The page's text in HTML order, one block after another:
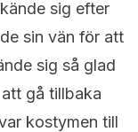
sig efter
sin vän för att
sig så glad
gå tillbaka
kostymen till